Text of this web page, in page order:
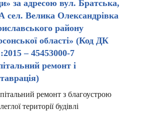
за адресою вул. Братська,
сел. Велика Олександрівка
району
області» (Код ДК
– 45453000-7
ремонт і
ремонт з благоустрою
території будівлі